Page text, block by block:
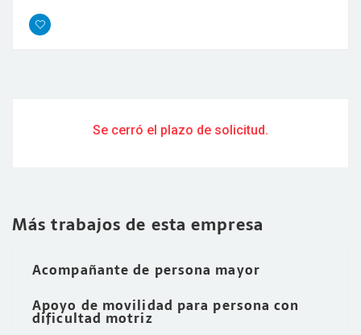
Se cerró el plazo de solicitud.
Más trabajos de esta empresa
Acompañante de persona mayor
Apoyo de movilidad para persona con
dificultad motriz